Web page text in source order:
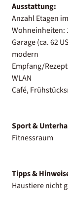
Ausstattung:
Anzahl Etagen
Wohneinheiten:
Garage (ca. 62
modern
Empfang/
WLAN
Café,
Sport &
Fitnessraum
Tipps &
Haustiere nicht